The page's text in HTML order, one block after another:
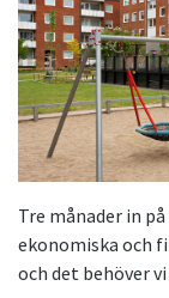
Tre månader in
ekonomiska och
och det behöver